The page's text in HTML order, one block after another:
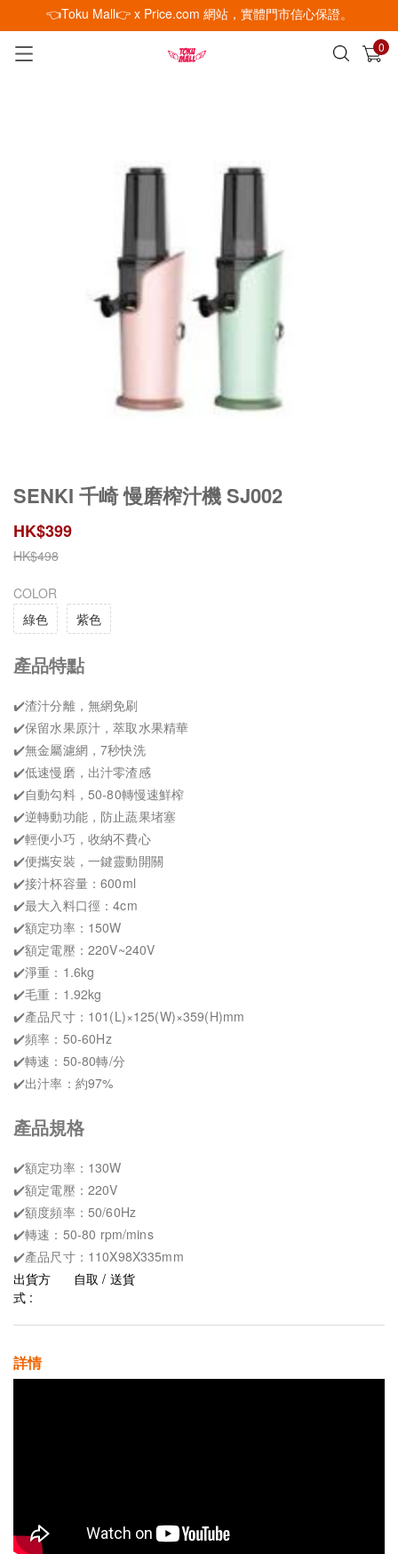
👈Toku Mall👉 x Price.com 網站，實體門市信心保證。
0
已加入購物車 查看
SENKI 千崎 慢磨榨汁機 SJ002
HK$399
HK$498
COLOR
綠色
紫色
產品特點
✔️渣汁分離，無網免刷
✔️保留水果原汁，萃取水果精華
✔️無金屬濾網，7秒快洗
✔️低速慢磨，出汁零渣感
✔️自動勾料，50-80轉慢速鮮榨
✔️逆轉動功能，防止蔬果堵塞
✔️輕便小巧，收納不費心
✔️便攜安裝，一鍵靈動開關
✔️接汁杯容量：600ml
✔️最大入料口徑：4cm
✔️額定功率：150W
✔️額定電壓：220V~240V
✔️淨重：1.6kg
✔️毛重：1.92kg
✔️產品尺寸：101(L)×125(W)×359(H)mm
✔️頻率：50-60Hz
✔️轉速：50-80轉/分
✔️出汁率：約97%
產品規格
✔️額定功率：130W
✔️額定電壓：220V
✔️額度頻率：50/60Hz
✔️轉速：50-80 rpm/mins
✔️產品尺寸：110X98X335mm
出貨方
式 :
自取 / 送貨
詳情